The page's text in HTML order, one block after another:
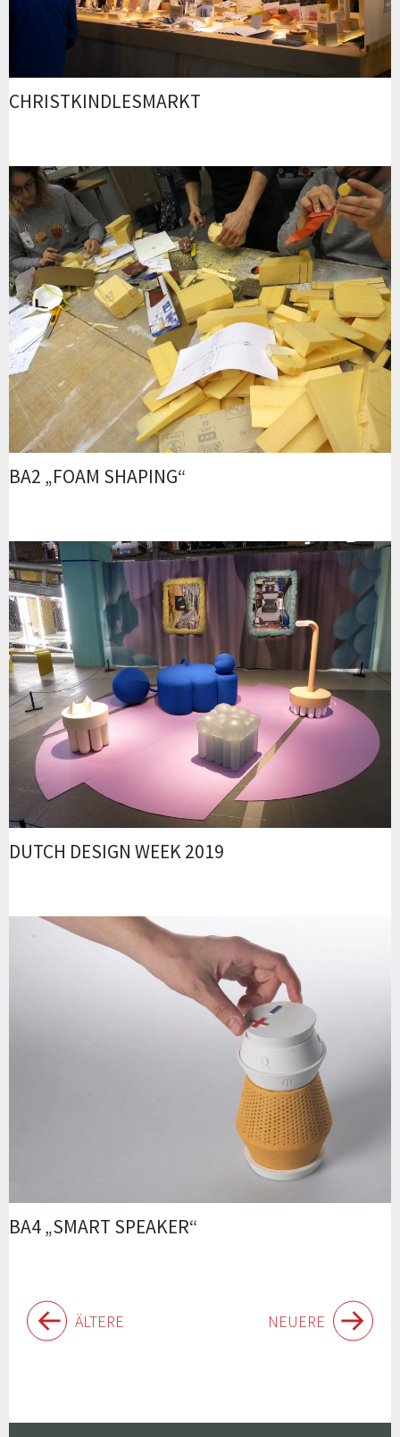
CHRISTKINDLESMARKT
BA2 „FOAM SHAPING“
DUTCH DESIGN WEEK 2019
BA4 „SMART SPEAKER“
Beiträge-
Navigation
ÄLTERE NEUERE